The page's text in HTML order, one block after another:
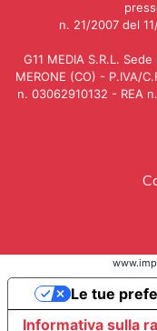
n. 21/2007 del
G11 MEDIA S.R.L.
MERONE (CO) - P.IVA/
n. 03062910132 - REA
Informativa sulla
Le tue